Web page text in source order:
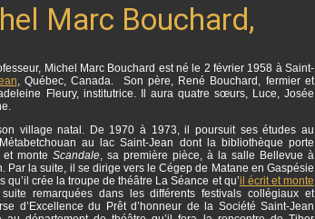
Marc Bouchard,
Michel Marc Bouchard est né le 2 février 1958 à Saint-
, Québec, Canada. Son père, René Bouchard, fermier et
Fleury, institutrice. Il aura quatre sœurs, Luce, Josée
village natal. De 1970 à 1973, il poursuit ses études au
au lac Saint-Jean dont la bibliothèque porte
monte Scandale , sa première pièce, à la salle Bellevue à
Par la suite, il se dirige vers le Cégep de Matane en Gaspésie
qu’il crée la troupe de théâtre La Séance et qu’il écrit et monte
remarquées dans les différents festivals collégiaux et
d’Excellence du Prêt d’honneur de la Société Saint-Jean